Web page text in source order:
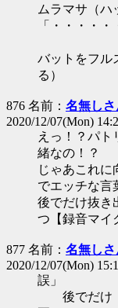
ムラマサ（ハ
「・・・・
（根
バットをフル
る）
876 名前： 名無しさ
2020/12/07(Mon)
えっ！？パト
緒なの！？
じゃあこれに
でエッチな言
後でだけ抜き
つ【録音マイ
877 名前： 名無しさ
2020/12/07(Mon)
誤」
後でだけ